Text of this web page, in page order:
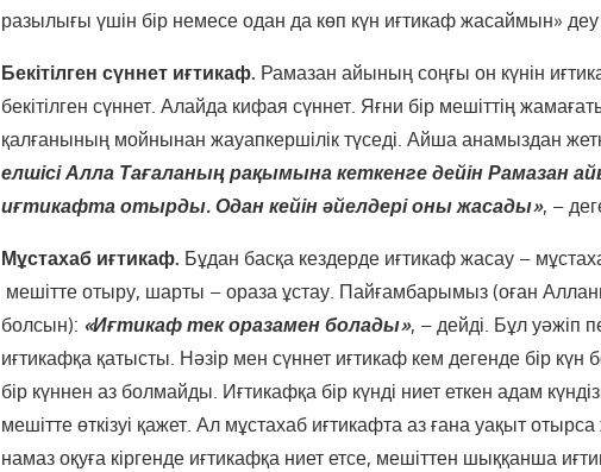
разылығы үшін бір немесе одан да көп күн иғтикаф жасаймын»
Бекітілген сүннет иғтикаф. Рамазан айының соңғы он күнін
бекітілген сүннет. Алайда кифая сүннет. Яғни бір мешіттің
қалғанының мойнынан жауапкершілік түседі. Айша анамыздан
елшісі Алла Тағаланың рақымына кеткенгедейін Рамазан
иғтикафтаотырды. Одан кейін әйелдері оны жасады», –
Мұстахаб иғтикаф. Бұдан басқа кездерде иғтикаф жасау –
мешітте отыру, шарты – ораза ұстау. Пайғамбарымыз (оған
болсын): «Иғтикаф тек оразамен болады», – дейді. Бұл уәжіп
иғтикафқа қатысты. Нәзір мен сүннет иғтикаф кем дегенде бір күн
бір күннен аз болмайды. Иғтикафқа бір күнді ниет еткен адам
мешітте өткізуі қажет. Ал мұстахаб иғтикафта аз ғана уақыт отырса
намаз оқуға кіргенде иғтикафқа ниет етсе, мешіттен шыққанша